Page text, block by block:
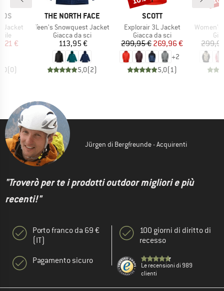
Jacket
ridotto
€
(0)
MARCHIO
THE NORTH FACE
Articolo
Teen's Snowquest Jacket
Gruppo di prodotti
Giacca da sci
Prezzo
113,95 €
5,0(2)
MARCHIO
SCOTT
Articolo
Explorair 3L Jacket
Gruppo di prodotti
Giacca da sci
Prezzo
299,95 €Prezzo ridotto
269,96 €
+2
5,0(1)
Articolo
Women's
Jürgen di Bergfreunde - Acquirenti
"Troverò per te i prodotti outdoor migliori e più
recenti!"
Porto franco da 69 €
(IT)
Pagamento sicuro
100 giorni di diritto di
recesso
Le recensioni di 989
clienti